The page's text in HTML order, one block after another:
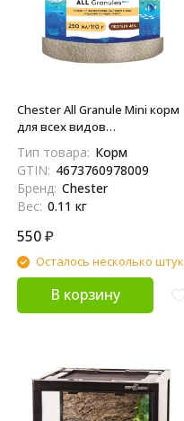
Chester All Granule Mini корм
для всех видов
рыб в гранулах - 110 г
Тип товара: Корм
GTIN: 4673760978009
Бренд: Chester
Вес: 0.11 кг
550₽
Осталось несколько штук
В корзину